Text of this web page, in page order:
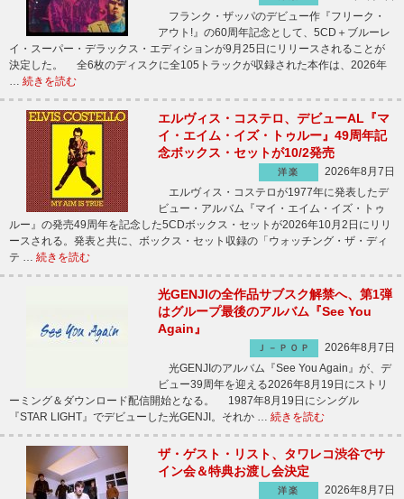
フランク・ザッパのデビュー作『フリーク・
アウト!』の60周年記念として、5CD＋ブルーレ
イ・スーパー・デラックス・エディションが9月25日にリリースされることが
決定した。 全6枚のディスクに全105トラックが収録された本作は、2026年
… 続きを読む
エルヴィス・コステロ、デビューAL『マ
イ・エイム・イズ・トゥルー』49周年記
念ボックス・セットが10/2発売
洋楽
2026年8月7日
エルヴィス・コステロが1977年に発表したデ
ビュー・アルバム『マイ・エイム・イズ・トゥ
ルー』の発売49周年を記念した5CDボックス・セットが2026年10月2日にリリ
ースされる。発表と共に、ボックス・セット収録の「ウォッチング・ザ・ディ
テ … 続きを読む
光GENJIの全作品サブスク解禁へ、第1弾
はグループ最後のアルバム『See You
Again』
Ｊ－ＰＯＰ
2026年8月7日
光GENJIのアルバム『See You Again』が、デ
ビュー39周年を迎える2026年8月19日にストリ
ーミング＆ダウンロード配信開始となる。 1987年8月19日にシングル
『STAR LIGHT』でデビューした光GENJI。それか … 続きを読む
ザ・ゲスト・リスト、タワレコ渋谷でサ
イン会＆特典お渡し会決定
洋楽
2026年8月7日